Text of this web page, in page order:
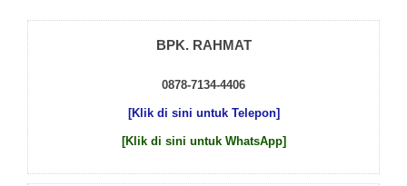
BPK. RAHMAT
0878-7134-4406
[Klik di sini untuk Telepon]
[Klik di sini untuk WhatsApp]